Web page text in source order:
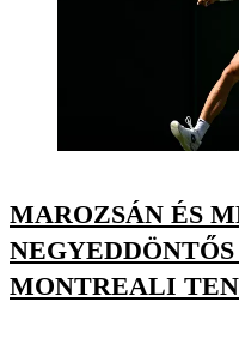
MAROZSÁN ÉS
MONTREALI